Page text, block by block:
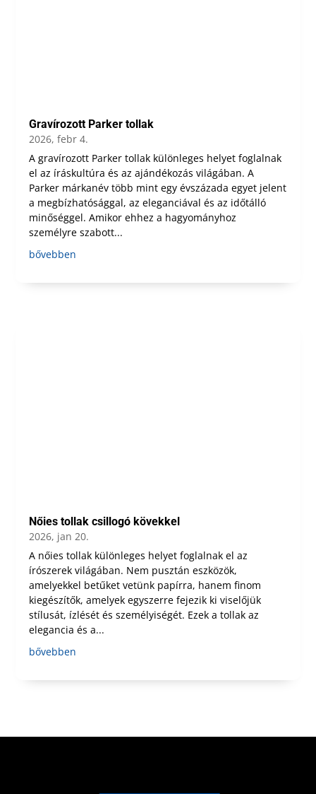
Gravírozott Parker tollak
2026, febr 4.
A gravírozott Parker tollak különleges helyet foglalnak
el az íráskultúra és az ajándékozás világában. A
Parker márkanév több mint egy évszázada egyet jelent
a megbízhatósággal, az eleganciával és az időtálló
minőséggel. Amikor ehhez a hagyományhoz
személyre szabott...
bővebben
Nőies tollak csillogó kövekkel
2026, jan 20.
A nőies tollak különleges helyet foglalnak el az
írószerek világában. Nem pusztán eszközök,
amelyekkel betűket vetünk papírra, hanem finom
kiegészítők, amelyek egyszerre fejezik ki viselőjük
stílusát, ízlését és személyiségét. Ezek a tollak az
elegancia és a...
bővebben